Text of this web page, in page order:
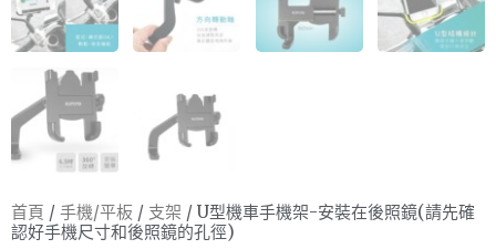
首頁 / 手機/平板 / 支架 / U型機車手機架-安裝在後照鏡(請先確
認好手機尺寸和後照鏡的孔徑)